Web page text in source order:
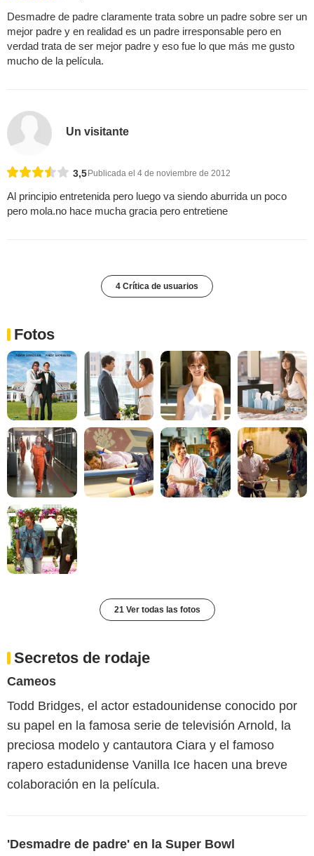
Desmadre de padre claramente trata sobre un padre sobre ser un
mejor padre y en realidad es un padre irresponsable pero en
verdad trata de ser mejor padre y eso fue lo que más me gusto
mucho de la película.
Un visitante
3,5 Publicada el 4 de noviembre de 2012
Al principio entretenida pero luego va siendo aburrida un poco
pero mola.no hace mucha gracia pero entretiene
4 Crítica de usuarios
Fotos
21 Ver todas las fotos
Secretos de rodaje
Cameos
Todd Bridges, el actor estadounidense conocido por
su papel en la famosa serie de televisión Arnold, la
preciosa modelo y cantautora Ciara y el famoso
rapero estadunidense Vanilla Ice hacen una breve
colaboración en la película.
'Desmadre de padre' en la Super Bowl